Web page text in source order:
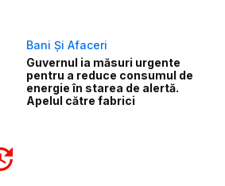
Bani Și Afaceri
Guvernul ia măsuri urgente
pentru a reduce consumul de
energie în starea de alertă.
Apelul către fabrici